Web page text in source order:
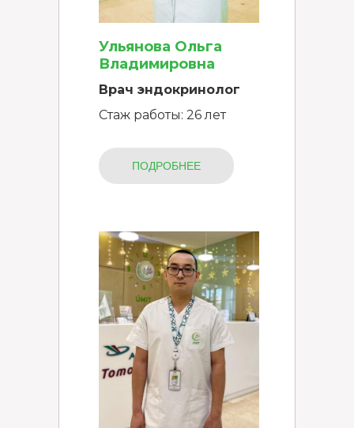
Ульянова Ольга
Владимировна
Врач эндокринолог
Стаж работы: 26 лет
ПОДРОБНЕЕ